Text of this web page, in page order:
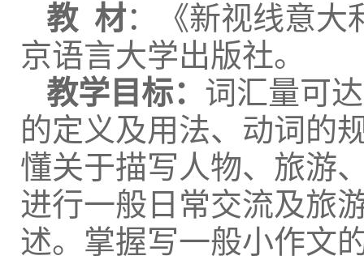
教 材：《新视线意大
京语言大学出版社。
教学目标： 词汇量可
的定义及用法、动词的
懂关于描写人物、旅游
进行一般日常交流及旅
述。掌握写一般小作文